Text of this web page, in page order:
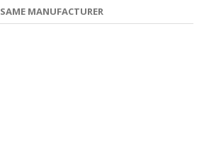
MANUFACTURER